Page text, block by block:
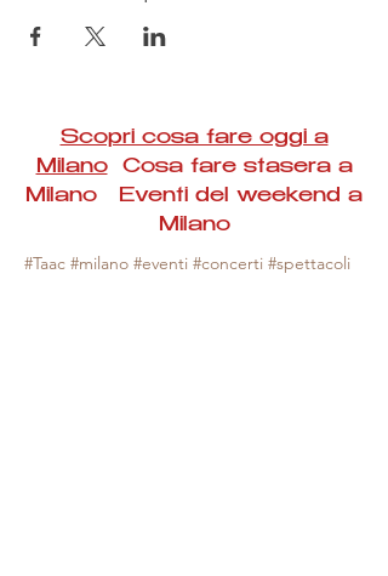
Scopri cosa fare oggi a
MilanoCosa fare stasera a
Milano Eventi del weekend a
Milano
#Taac #milano #eventi #concerti #spettacoli